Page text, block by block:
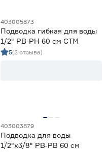
403005873
Подводка гибкая для воды
1/2" РВ‑РН 60 см СТМ
5(2 отзыва)
403003879
Подводка для воды
1/2"х3/8" РВ‑РВ 60 см